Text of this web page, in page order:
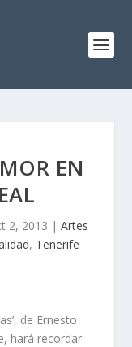
EN
2, 2013 | Artes
, Tenerife
de Ernesto
hará recordar